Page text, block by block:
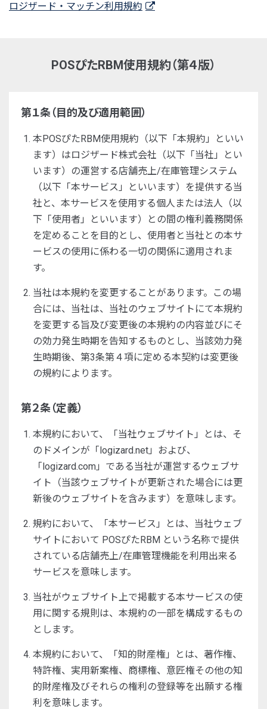
ロジザード・マッチン利用規約
POSぴたRBM使用規約（第４版）
第１条（目的及び適用範囲）
本POSぴたRBM使用規約（以下「本規約」といい
ます）はロジザード株式会社（以下「当社」とい
います）の運営する店舗売上/在庫管理システム
（以下「本サービス」といいます）を提供する当
社と、本サービスを使用する個人または法人（以
下「使用者」といいます）との間の権利義務関係
を定めることを目的とし、使用者と当社との本サ
ービスの使用に係わる一切の関係に適用されま
す。
当社は本規約を変更することがあります。この場
合には、当社は、当社のウェブサイトにて本規約
を変更する旨及び変更後の本規約の内容並びにそ
の効力発生時期を告知するものとし、当該効力発
生時期後、第3条第４項に定める本契約は変更後
の規約によります。
第２条（定義）
本規約において、「当社ウェブサイト」とは、そ
のドメインが「logizard.net」および、
「logizard.com」である当社が運営するウェブサ
イト（当該ウェブサイトが更新された場合には更
新後のウェブサイトを含みます）を意味します。
規約において、「本サービス」とは、当社ウェブ
サイトにおいて POSぴたRBM という名称で提供
されている店舗売上/在庫管理機能を利用出来る
サービスを意味します。
当社がウェブサイト上で掲載する本サービスの使
用に関する規則は、本規約の一部を構成するもの
とします。
本規約において、「知的財産権」とは、著作権、
特許権、実用新案権、商標権、意匠権その他の知
的財産権及びそれらの権利の登録等を出願する権
利を意味します。